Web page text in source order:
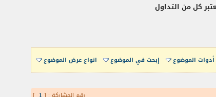
كل من التداول
أدوات الموضوع إبحث في الموضوع انواع عرض الموضوع